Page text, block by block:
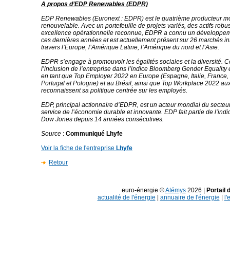
A propos d’EDP Renewables (EDPR)
EDP Renewables (Euronext : EDPR) est le quatrième producteur
renouvelable. Avec un portefeuille de projets variés, des actifs
excellence opérationnelle reconnue, EDPR a connu un
ces dernières années et est actuellement présent sur 26 marchés
travers l’Europe, l’Amérique Latine, l’Amérique du nord et l’Asie.
EDPR s’engage à promouvoir les égalités sociales et la diversité.
l’inclusion de l’entreprise dans l’indice Bloomberg Gender Equality
en tant que Top Employer 2022 en Europe (Espagne, Italie,
Portugal et Pologne) et au Brésil, ainsi que Top Workplace 2022
reconnaissent sa politique centrée sur les employés.
EDP, principal actionnaire d’EDPR, est un acteur mondial du
service de l’économie durable et innovante. EDP fait partie de
Dow Jones depuis 14 années consécutives.
Source : Communiqué Lhyfe
Voir la fiche de l'entreprise Lhyfe
Retour
euro-énergie ©Atémys2026 |
Portail
actualité de l'énergie
annuaire de l'énergie